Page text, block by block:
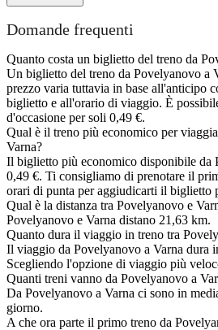
Domande frequenti
Quanto costa un biglietto del treno da
Un biglietto del treno da Povelyanovo a
prezzo varia tuttavia in base all'anticipo
biglietto e all'orario di viaggio. È
d'occasione per soli 0,49 €.
Qual è il treno più economico per
Varna?
Il biglietto più economico disponibile da
0,49 €. Ti consigliamo di prenotare il
orari di punta per aggiudicarti il biglietto
Qual è la distanza tra Povelyanovo e
Povelyanovo e Varna distano 21,63 km.
Quanto dura il viaggio in treno tra
Il viaggio da Povelyanovo a Varna dura
Scegliendo l'opzione di viaggio più
Quanti treni vanno da Povelyanovo a
Da Povelyanovo a Varna ci sono in
giorno.
A che ora parte il primo treno da